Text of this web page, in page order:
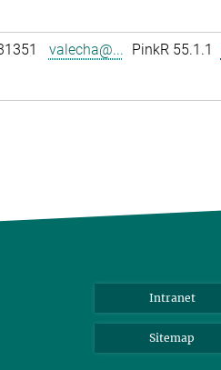
valecha@... PinkR 55.1.1
Intranet
Sitemap